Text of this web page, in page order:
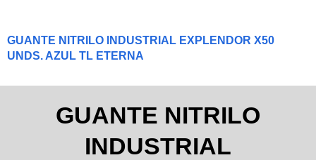
GUANTE NITRILO INDUSTRIAL EXPLENDOR X50
UNDS. AZUL TL ETERNA
GUANTE NITRILO
INDUSTRIAL